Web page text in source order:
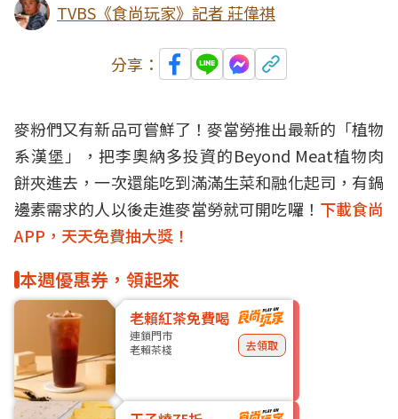
TVBS《食尚玩家》記者 莊偉祺
分享：
麥粉們又有新品可嘗鮮了！麥當勞推出最新的「植物
系漢堡 」，把李奧納多投資的Beyond Meat植物肉
餅夾進去，一次還能吃到滿滿生菜和融化起司 ，有鍋
邊素需求的人以後走進麥當勞就可開吃囉！ 下載食尚
APP，天天免費抽大獎！
本週優惠券，領起來
老賴紅茶免費喝
連鎖門市
老賴茶棧
去領取